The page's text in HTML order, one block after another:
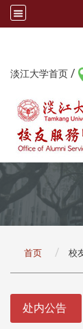
淡江大学首页 /
首页 校
处内公告